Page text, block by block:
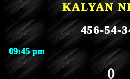
KALYAN
456-54-
09:45 pm
()